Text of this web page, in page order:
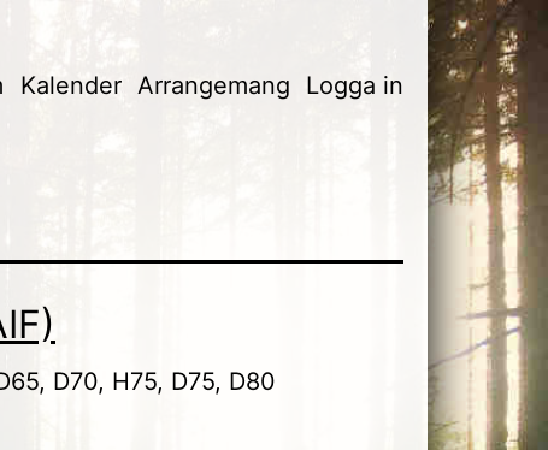
Kalender Arrangemang Logga in
D70, H75, D75, D80